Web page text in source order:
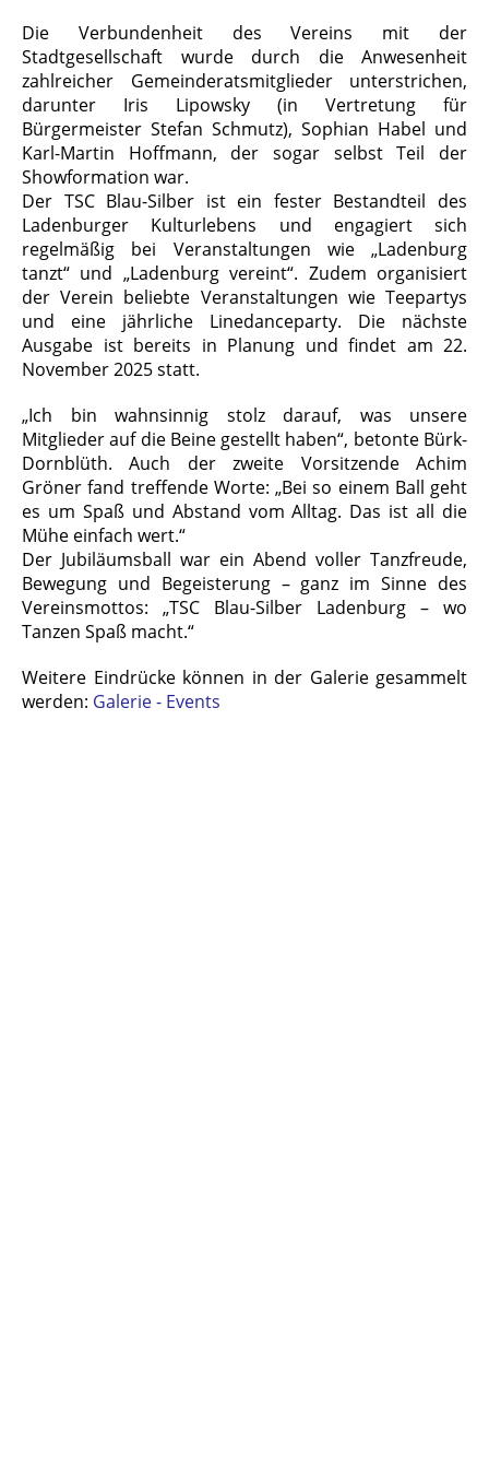
Die Verbundenheit des Vereins mit der
Stadtgesellschaft wurde durch die Anwesenheit
zahlreicher Gemeinderatsmitglieder unterstrichen,
darunter Iris Lipowsky (in Vertretung für
Bürgermeister Stefan Schmutz), Sophian Habel und
Karl-Martin Hoffmann, der sogar selbst Teil der
Showformation war.
Der TSC Blau-Silber ist ein fester Bestandteil des
Ladenburger Kulturlebens und engagiert sich
regelmäßig bei Veranstaltungen wie „Ladenburg
tanzt“ und „Ladenburg vereint“. Zudem organisiert
der Verein beliebte Veranstaltungen wie Teepartys
und eine jährliche Linedanceparty. Die nächste
Ausgabe ist bereits in Planung und findet am 22.
November 2025 statt.
„Ich bin wahnsinnig stolz darauf, was unsere
Mitglieder auf die Beine gestellt haben“, betonte Bürk-
Dornblüth. Auch der zweite Vorsitzende Achim
Gröner fand treffende Worte: „Bei so einem Ball geht
es um Spaß und Abstand vom Alltag. Das ist all die
Mühe einfach wert.“
Der Jubiläumsball war ein Abend voller Tanzfreude,
Bewegung und Begeisterung – ganz im Sinne des
Vereinsmottos: „TSC Blau-Silber Ladenburg – wo
Tanzen Spaß macht.“
Weitere Eindrücke können in der Galerie gesammelt
werden: Galerie - Events